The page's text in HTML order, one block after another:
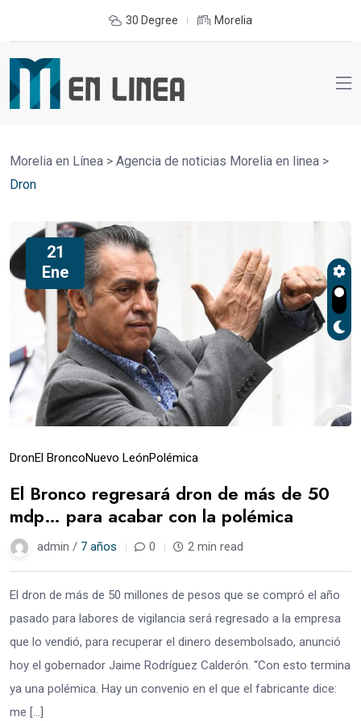
30 Degree Morelia
Morelia en Línea > Agencia de noticias Morelia en linea >
Dron
21
Ene
DronEl BroncoNuevo LeónPolémica
El Bronco regresará dron de más de 50
mdp… para acabar con la polémica
admin / 7 años 0 2 min read
El dron de más de 50 millones de pesos que se compró el año
pasado para labores de vigilancia será regresado a la empresa
que lo vendió, para recuperar el dinero desembolsado, anunció
hoy el gobernador Jaime Rodríguez Calderón. “Con esto termina
ya una polémica. Hay un convenio en el que el fabricante dice:
me […]